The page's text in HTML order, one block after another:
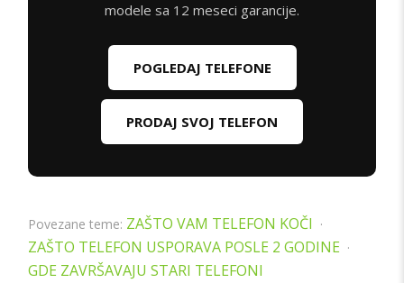
modele sa 12 meseci garancije.
POGLEDAJ TELEFONE
PRODAJ SVOJ TELEFON
Povezane teme: ZAŠTO VAM TELEFON KOČI ·
ZAŠTO TELEFON USPORAVA POSLE 2 GODINE ·
GDE ZAVRŠAVAJU STARI TELEFONI